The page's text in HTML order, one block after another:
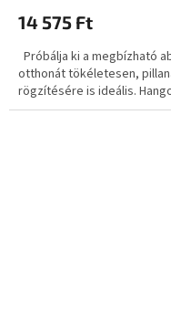
14 575 Ft
Próbálja ki a megbízható
otthonát tökéletesen,
rögzítésére is ideális.